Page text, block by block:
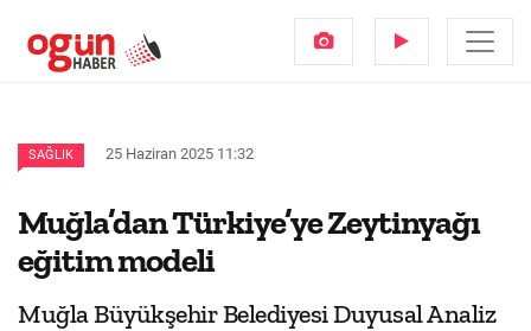
SAĞLIK 25 Haziran 2025 11:32
Muğla’dan Türkiye’ye Zeytinyağı
eğitim modeli
Muğla Büyükşehir Belediyesi Duyusal Analiz